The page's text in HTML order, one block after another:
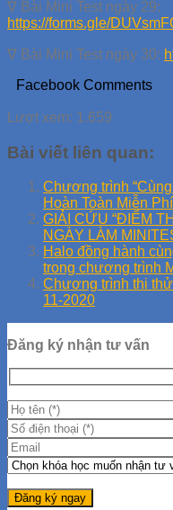
∇ Bài Mini Test ngày 29:
https://forms.gle/
∇ Bài Mini Test ngày 30:
Facebook Comments
Lượt xem: 1.659
Bài viết liên quan:
Chương trình
Hoàn Toàn Miễn Phí
GIẢI CỨU “ĐIỂM
NGÀY LÀM
Halo đồng hành
trong chương trình
Chương trình thi
11-2020
Đăng ký nhận tư vấn